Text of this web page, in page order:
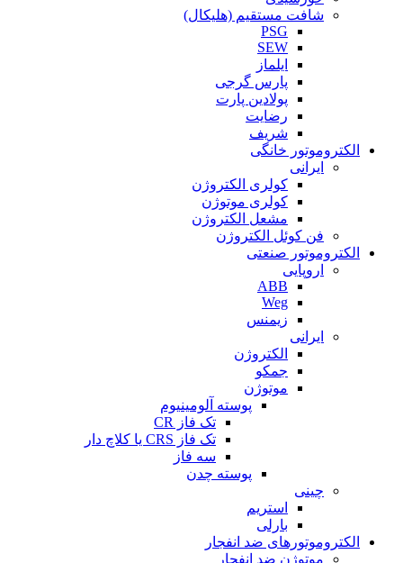
شافت مستقیم (هلیکال)
PSG
SEW
ایلماز
پارس گرجی
پولادین پارت
رضایت
شریف
الکتروموتور خانگی
ایرانی
کولری الکتروژن
کولری موتوژن
مشعل الکتروژن
فن کوئل الکتروژن
الکتروموتور صنعتی
اروپایی
ABB
Weg
زیمنس
ایرانی
الکتروژن
جمکو
موتوژن
پوسته آلومینیوم
تک فاز CR
تک فاز CRS یا کلاچ دار
سه فاز
پوسته چدن
چینی
استریم
بارلی
الکتروموتورهای ضد انفجار
موتوژن ضد انفجار